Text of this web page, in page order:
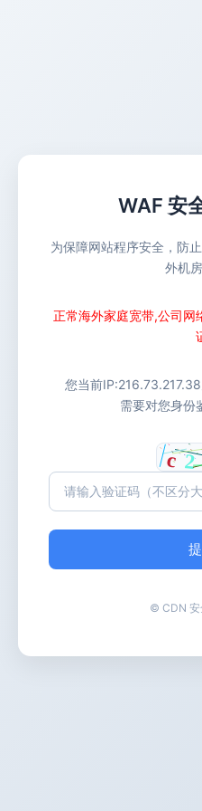
WAF 安
为保障网站程序安全，防
外机
正常海外家庭宽带,公司网
您当前IP:216.73.217.38
需要对您身份
© CDN 安